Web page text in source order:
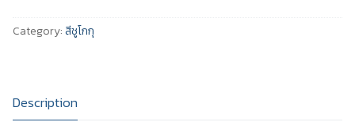
เม
-
Category:สีชูโกกุ
Description